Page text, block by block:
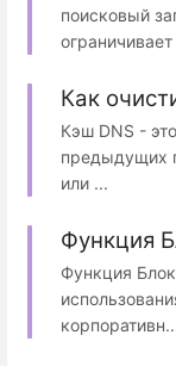
поисковый
ограничивает
Как
Кэш DNS -
предыдущих
или ...
Функция
Функция